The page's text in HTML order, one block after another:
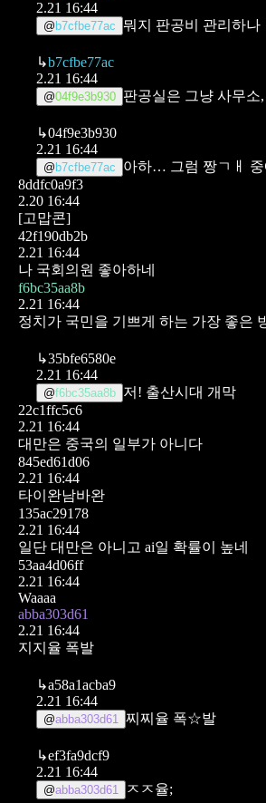
2.21 16:44
@ b7cfbe77ac 뭐지 판공비 관리하나
↳b7cfbe77ac
2.21 16:44
@04f9e3b930 판공실은 그냥 사무소
↳04f9e3b930
2.21 16:44
@ b7cfbe77ac
아하… 그럼 짱ㄱㅐ
8ddfc0a9f3
2.20 16:44
[고맙콘]
42f190db2b
2.21 16:44
나 국회의원 좋아하네
f6bc35aa8b
2.21 16:44
정치가 국민을 기쁘게 하는 가장 좋은
↳35bfe6580e
2.21 16:44
@f6bc35aa8b 저! 출산시대 개막
22c1ffc5c6
2.21 16:44
대만은 중국의 일부가 아니다
845ed61d06
2.21 16:44
타이완남바완
135ac29178
2.21 16:44
일단 대만은 아니고 ai일 확률이 높네
53aa4d06ff
2.21 16:44
Waaaa
abba303d61
2.21 16:44
지지율 폭발
↳a58a1acba9
2.21 16:44
@abba303d61 찌찌율 폭☆발
↳ef3fa9dcf9
2.21 16:44
@abba303d61 ㅈㅈ율;